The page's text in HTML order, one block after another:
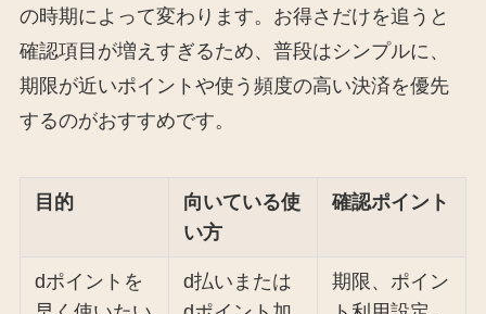
の時期によって変わります。お得さだけを追うと
確認項目が増えすぎるため、普段はシンプルに、
期限が近いポイントや使う頻度の高い決済を優先
するのがおすすめです。
目的
向いている使
い方
確認ポイント
dポイントを
d払いまたは
期限、ポイン